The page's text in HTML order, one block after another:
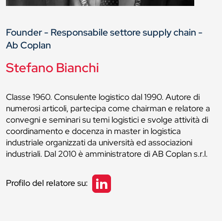
Founder - Responsabile settore supply chain -
Ab Coplan
Stefano Bianchi
Classe 1960. Consulente logistico dal 1990. Autore di
numerosi articoli, partecipa come chairman e relatore a
convegni e seminari su temi logistici e svolge attività di
coordinamento e docenza in master in logistica
industriale organizzati da università ed associazioni
industriali. Dal 2010 è amministratore di AB Coplan s.r.l.
Profilo del relatore su: